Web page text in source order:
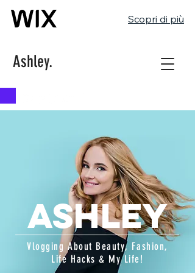
Scopri di più